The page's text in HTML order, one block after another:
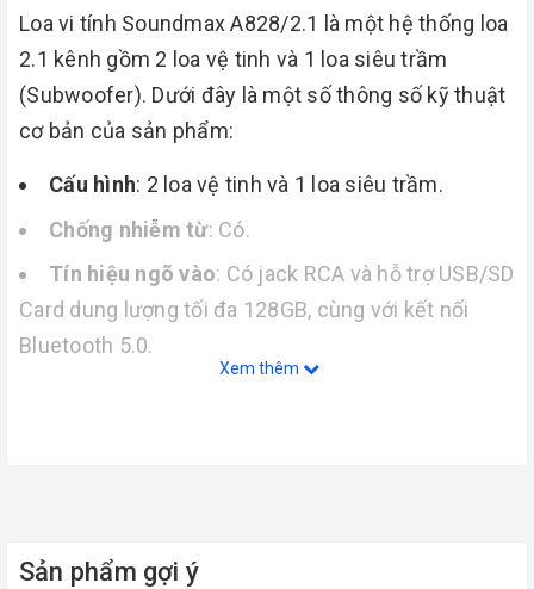
Loa vi tính Soundmax A828/2.1 là một hệ thống loa
2.1 kênh gồm 2 loa vệ tinh và 1 loa siêu trầm
(Subwoofer). Dưới đây là một số thông số kỹ thuật
cơ bản của sản phẩm:
Cấu hình: 2 loa vệ tinh và 1 loa siêu trầm.
Chống nhiễm từ: Có.
Tín hiệu ngõ vào: Có jack RCA và hỗ trợ USB/SD
Card dung lượng tối đa 128GB, cùng với kết nối
Bluetooth 5.0.
Tổng công suất
Xem thêm
Sản phẩm gợi ý